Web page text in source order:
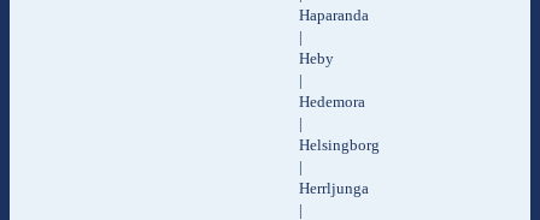
Haparanda
|
Heby
|
Hedemora
|
Helsingborg
|
Herrljunga
|